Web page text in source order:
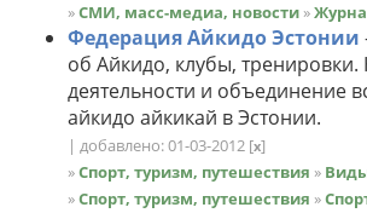
»СМИ, масс-медиа, новости »
Федерация Айкидо Эстонии
об Айкидо, клубы,
деятельности и объединение
айкидо айкикай в Эстонии.
| добавлено: 01-03-2012 [x]
»Спорт, туризм, путешествия »
»Спорт, туризм, путешествия »